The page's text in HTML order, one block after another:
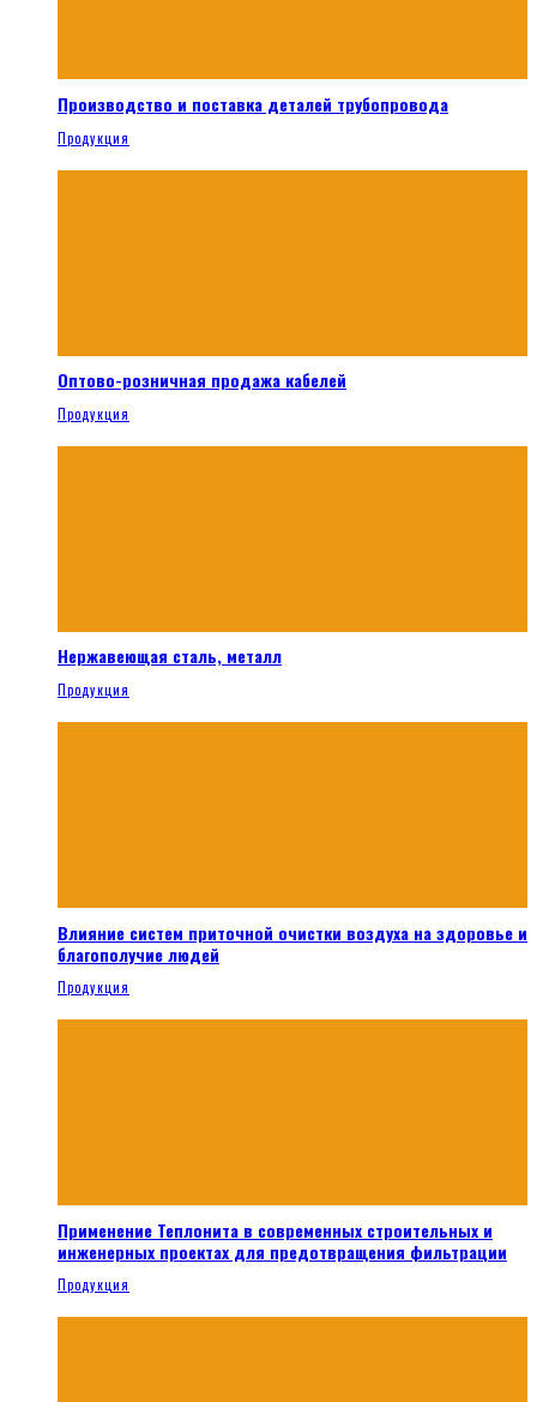
Производство и поставка деталей трубопровода
Продукция
Оптово-розничная продажа кабелей
Продукция
Нержавеющая сталь, металл
Продукция
Влияние систем приточной очистки воздуха на здоровье и
благополучие людей
Продукция
Применение Теплонита в современных строительных и
инженерных проектах для предотвращения фильтрации
Продукция